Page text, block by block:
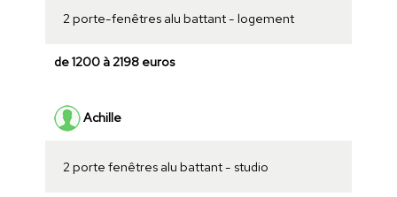
2 porte-fenêtres alu battant - logement
de 1200 à 2198 euros
Achille
2 porte fenêtres alu battant - studio